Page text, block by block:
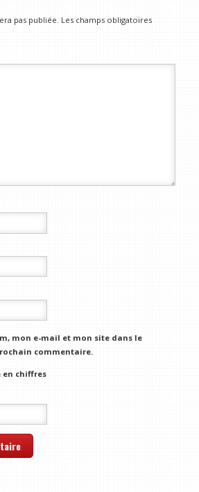
pas publiée. Les champs obligatoires
mon e-mail et mon site dans le
commentaire.
en chiffres